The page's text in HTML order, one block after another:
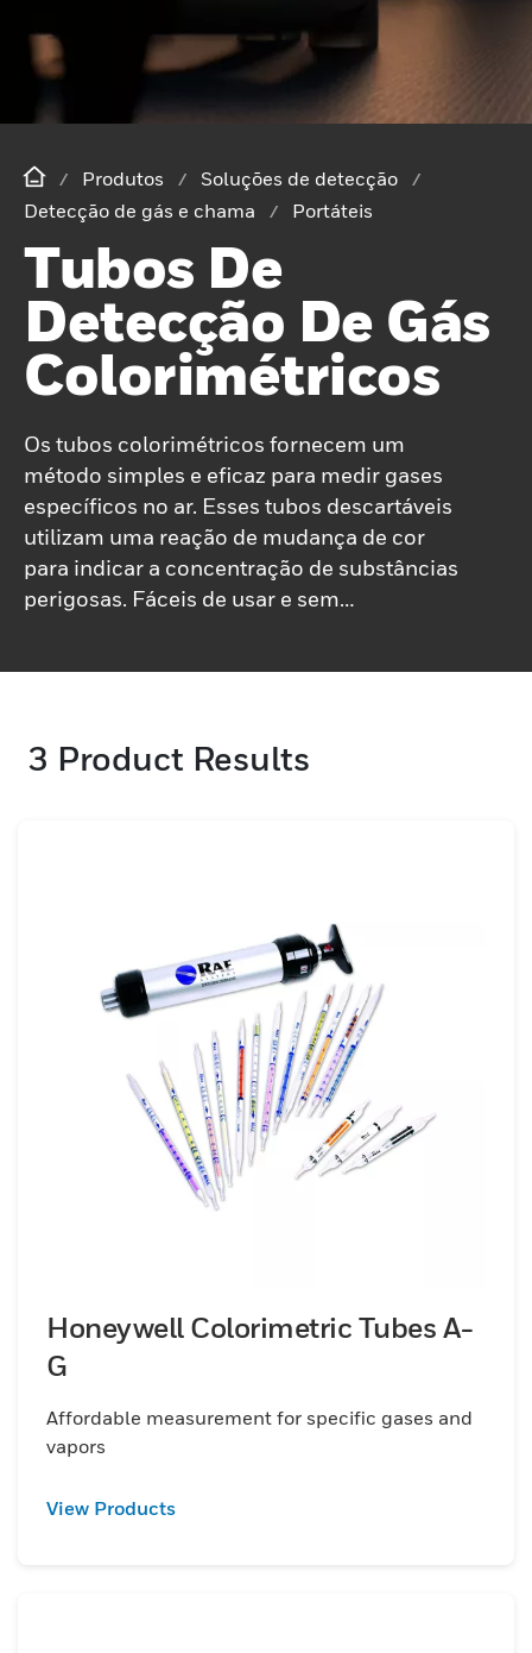
Produtos
Soluções de detecção
Detecção de gás e chama
Portáteis
Tubos De
Detecção De Gás
Colorimétricos
Os tubos colorimétricos fornecem um
método simples e eficaz para medir gases
específicos no ar. Esses tubos descartáveis ​​
utilizam uma reação de mudança de cor
para indicar a concentração de substâncias
perigosas. Fáceis de usar e sem
3 Product Results
Honeywell Colorimetric Tubes A-
G
Affordable measurement for specific gases and
vapors
View Products